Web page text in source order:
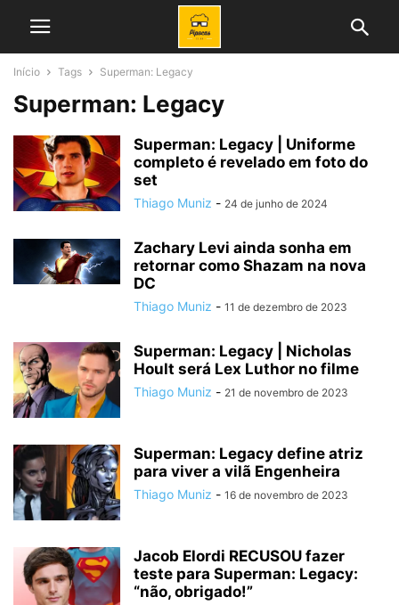
Início Tags Superman: Legacy
Superman: Legacy
Superman: Legacy | Uniforme
completo é revelado em foto do
set
Thiago Muniz - 24 de junho de 2024
Zachary Levi ainda sonha em
retornar como Shazam na nova
DC
Thiago Muniz - 11 de dezembro de 2023
Superman: Legacy | Nicholas
Hoult será Lex Luthor no filme
Thiago Muniz - 21 de novembro de 2023
Superman: Legacy define atriz
para viver a vilã Engenheira
Thiago Muniz - 16 de novembro de 2023
Jacob Elordi RECUSOU fazer
teste para Superman: Legacy:
“não, obrigado!”